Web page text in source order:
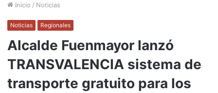
Inicio / Noticias
Noticias Regionales
Alcalde Fuenmayor lanzó
TRANSVALENCIA sistema de
transporte gratuito para los